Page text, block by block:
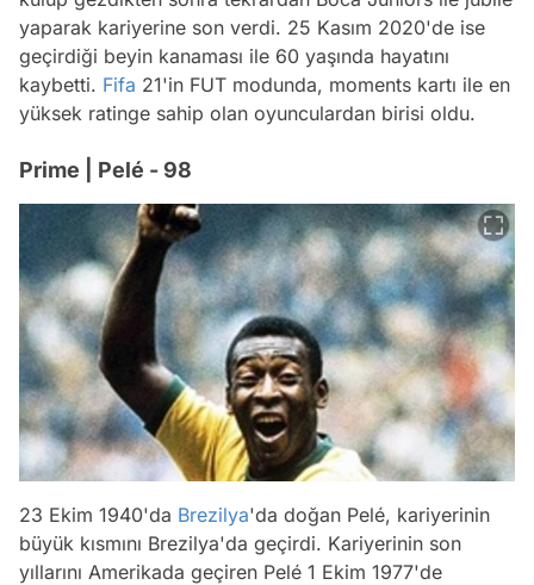
yaparak kariyerine son verdi. 25 Kasım 2020'de ise
geçirdiği beyin kanaması ile 60 yaşında hayatını
kaybetti. Fifa 21'in FUT modunda, moments kartı ile en
yüksek ratinge sahip olan oyunculardan birisi oldu.
Prime | Pelé - 98
23 Ekim 1940'da Brezilya'da doğan Pelé, kariyerinin
büyük kısmını Brezilya'da geçirdi. Kariyerinin son
yıllarını Amerikada geçiren Pelé 1 Ekim 1977'de